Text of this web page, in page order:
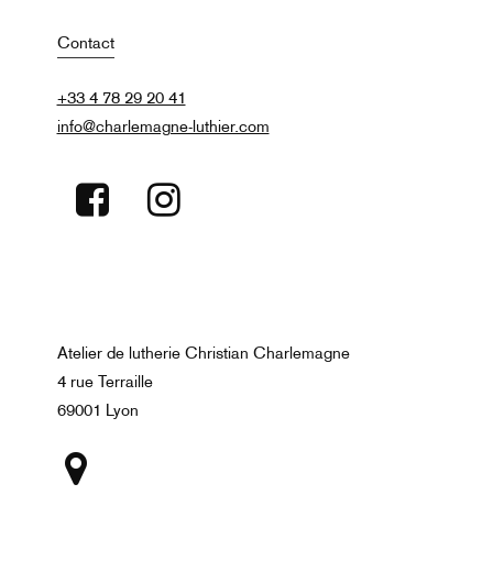
Contact
+33 4 78 29 20 41
info@charlemagne-luthier.com
Atelier de lutherie Christian Charlemagne
4 rue Terraille
69001 Lyon